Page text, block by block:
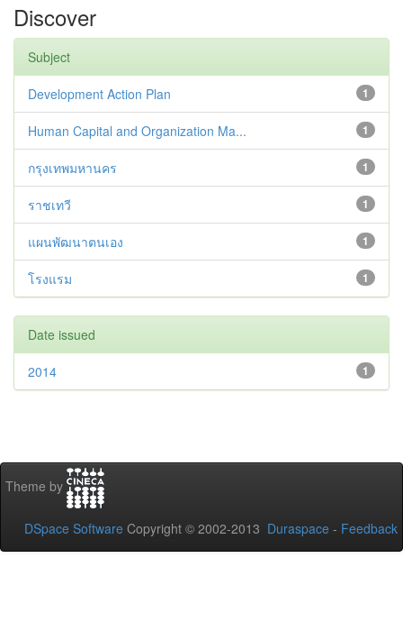
Discover
Subject
1
Development Action Plan
1
Human Capital and Organization Ma...
1
กรุงเทพมหานคร
1
ราชเทวี
1
แผนพัฒนาตนเอง
1
โรงแรม
Date issued
1
2014
Theme by
DSpace Software Copyright © 2002-2013 Duraspace - Feedback